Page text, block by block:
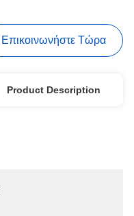
Επικοινωνήστε Τώρα
Product Description